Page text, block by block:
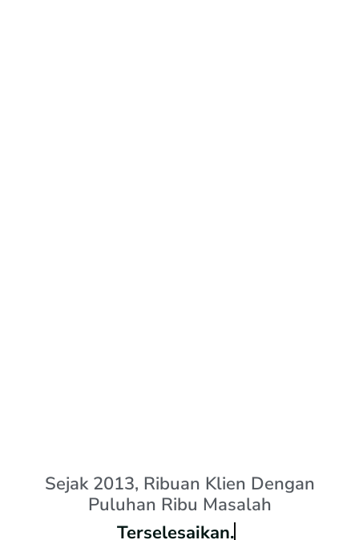
Sejak 2013, Ribuan Klien Dengan
Puluhan Ribu Masalah
Puas.